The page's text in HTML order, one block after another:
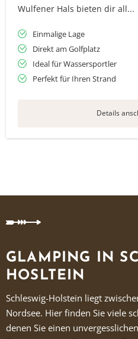
Wulfener Hals bieten dir all...
Einmalige Lage
Direkt am Golfplatz
Ideal für Wassersportler
Perfekt für Ihren Strand
Details
GLAMPING IN
HOSLTEIN
Schleswig-Holstein liegt
Nordsee. Hier finden Sie viele
denen Sie einen